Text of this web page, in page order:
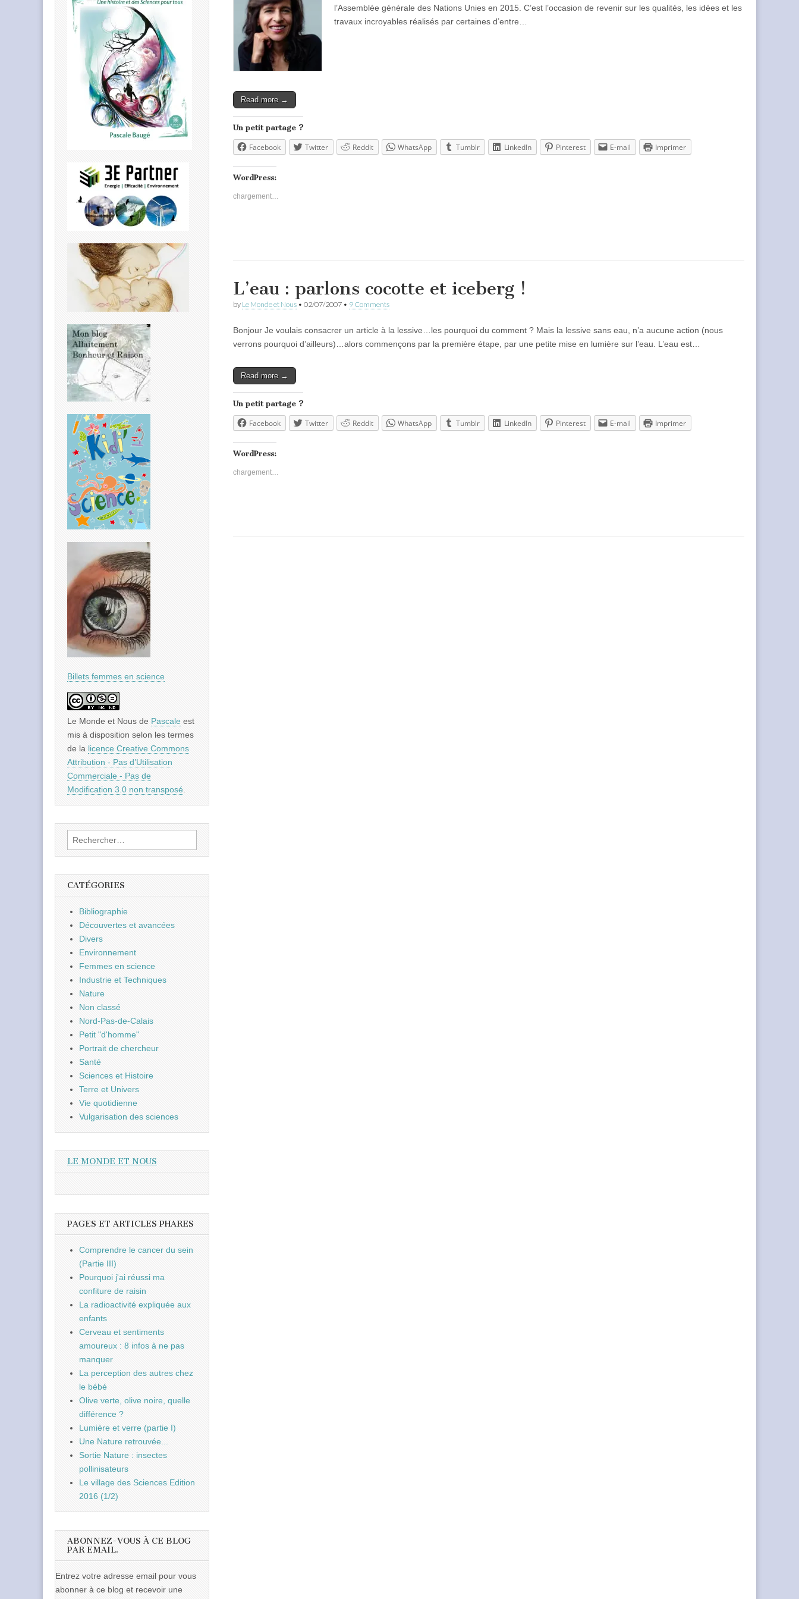
l’Assemblée générale des Nations Unies en 2015. C’est l’occasion de revenir sur les qualités, les idées et les
travaux incroyables réalisés par certaines d’entre…
Read more →
Un petit partage ?
Facebook Twitter Reddit WhatsApp Tumblr LinkedIn Pinterest E-mail Imprimer
WordPress:
chargement…
L’eau : parlons cocotte et iceberg !
by Le Monde et Nous • 02/07/2007 • 9 Comments
Bonjour Je voulais consacrer un article à la lessive…les pourquoi du comment ? Mais la lessive sans eau, n’a aucune action (nous
verrons pourquoi d’ailleurs)…alors commençons par la première étape, par une petite mise en lumière sur l’eau. L’eau est…
Read more →
Un petit partage ?
Facebook Twitter Reddit WhatsApp Tumblr LinkedIn Pinterest E-mail Imprimer
WordPress:
chargement…
Billets femmes en science
Le Monde et Nous de Pascale est
mis à disposition selon les termes
de la licence Creative Commons
Attribution - Pas d’Utilisation
Commerciale - Pas de
Modification 3.0 non transposé.
Rechercher :
CATÉGORIES
Bibliographie
Découvertes et avancées
Divers
Environnement
Femmes en science
Industrie et Techniques
Nature
Non classé
Nord-Pas-de-Calais
Petit "d'homme"
Portrait de chercheur
Santé
Sciences et Histoire
Terre et Univers
Vie quotidienne
Vulgarisation des sciences
LE MONDE ET NOUS
PAGES ET ARTICLES PHARES
Comprendre le cancer du sein
(Partie III)
Pourquoi j'ai réussi ma
confiture de raisin
La radioactivité expliquée aux
enfants
Cerveau et sentiments
amoureux : 8 infos à ne pas
manquer
La perception des autres chez
le bébé
Olive verte, olive noire, quelle
différence ?
Lumière et verre (partie I)
Une Nature retrouvée...
Sortie Nature : insectes
pollinisateurs
Le village des Sciences Edition
2016 (1/2)
ABONNEZ-VOUS À CE BLOG
PAR EMAIL.
Entrez votre adresse email pour vous
abonner à ce blog et recevoir une